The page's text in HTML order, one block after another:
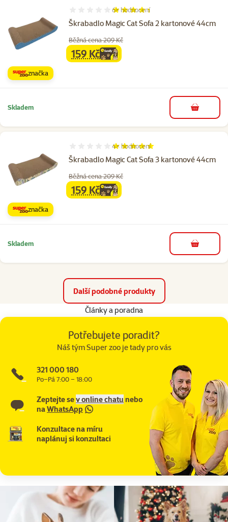
Škrabadlo Magic Cat Sofa 2 kartonové 44cm
Hodnocení 87%, počet hodnocení: 6
6× hodnocení
Běžná cena 209 Kč
familycena
159 Kč
značka
Skladem do košíku
Škrabadlo Magic Cat Sofa 3 kartonové 44cm
Hodnocení 100%, počet hodnocení: 4
4× hodnocení
Běžná cena 209 Kč
familycena
159 Kč
značka
Skladem do košíku
Další podobné produkty
Články a poradna
Potřebujete poradit?
Náš tým Super zoo je tady pro vás
321 000 180
Po–Pá 7:00 – 18:00
Zeptejte sev online chatunebo
naWhatsApp
Konzultace na míru
naplánuj si konzultaci